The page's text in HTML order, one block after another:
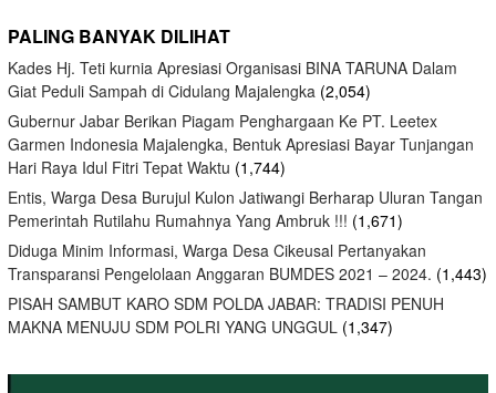
PALING BANYAK DILIHAT
Kades Hj. Teti kurnia Apresiasi Organisasi BINA TARUNA Dalam
Giat Peduli Sampah di Cidulang Majalengka (2,054)
Gubernur Jabar Berikan Piagam Penghargaan Ke PT. Leetex
Garmen Indonesia Majalengka, Bentuk Apresiasi Bayar Tunjangan
Hari Raya Idul Fitri Tepat Waktu (1,744)
Entis, Warga Desa Burujul Kulon Jatiwangi Berharap Uluran Tangan
Pemerintah Rutilahu Rumahnya Yang Ambruk !!! (1,671)
Diduga Minim Informasi, Warga Desa Cikeusal Pertanyakan
Transparansi Pengelolaan Anggaran BUMDES 2021 – 2024. (1,443)
PISAH SAMBUT KARO SDM POLDA JABAR: TRADISI PENUH
MAKNA MENUJU SDM POLRI YANG UNGGUL (1,347)